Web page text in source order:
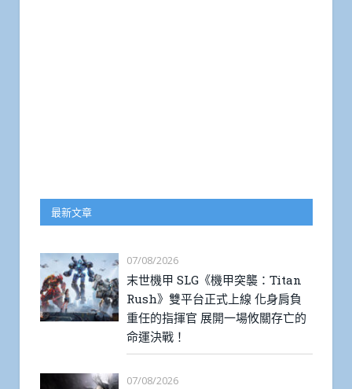
最新文章
07/08/2026
末世機甲 SLG《機甲突襲：Titan
Rush》雙平台正式上線 化身肩負
重任的指揮官 展開一場攸關存亡的
命運決戰！
07/08/2026